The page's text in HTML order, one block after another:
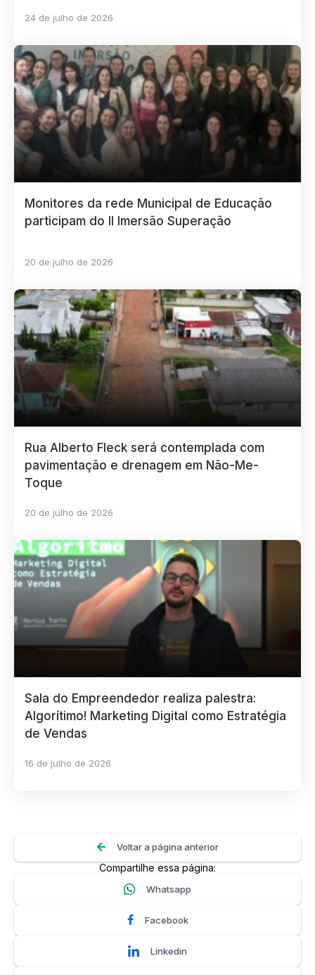
24 de julho de 2026
Monitores da rede Municipal de Educação
participam do II Imersão Superação
20 de julho de 2026
Rua Alberto Fleck será contemplada com
pavimentação e drenagem em Não-Me-
Toque
20 de julho de 2026
Sala do Empreendedor realiza palestra:
Algorítimo! Marketing Digital como Estratégia
de Vendas
16 de julho de 2026
Voltar a página anterior
Compartilhe essa página:
Whatsapp
Facebook
Linkedin